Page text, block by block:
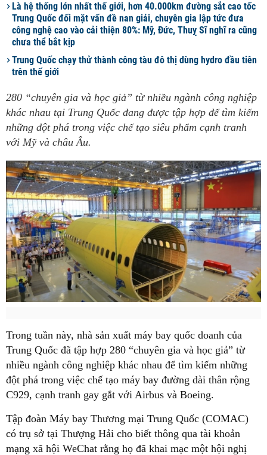
Là hệ thống lớn nhất thế giới, hơn 40.000km đường sắt cao tốc
Trung Quốc đối mặt vấn đề nan giải, chuyên gia lập tức đưa
công nghệ cao vào cải thiện 80%: Mỹ, Đức, Thuỵ Sĩ nghĩ ra cũng
chưa thể bắt kịp
Trung Quốc chạy thử thành công tàu đô thị dùng hydro đầu tiên
trên thế giới
280 “chuyên gia và học giả” từ nhiều ngành công nghiệp
khác nhau tại Trung Quốc đang được tập hợp để tìm kiếm
những đột phá trong việc chế tạo siêu phẩm cạnh tranh
với Mỹ và châu Âu.
Trong tuần này, nhà sản xuất máy bay quốc doanh của
Trung Quốc đã tập hợp 280 “chuyên gia và học giả” từ
nhiều ngành công nghiệp khác nhau để tìm kiếm những
đột phá trong việc chế tạo máy bay đường dài thân rộng
C929, cạnh tranh gay gắt với Airbus và Boeing.
Tập đoàn Máy bay Thương mại Trung Quốc (COMAC)
có trụ sở tại Thượng Hải cho biết thông qua tài khoản
mạng xã hội WeChat rằng họ đã khai mạc một hội nghị